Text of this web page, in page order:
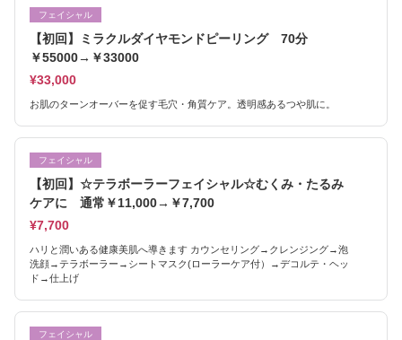
フェイシャル
【初回】ミラクルダイヤモンドピーリング 70分
￥55000→￥33000
¥33,000
お肌のターンオーバーを促す毛穴・角質ケア。透明感あるつや肌に。
フェイシャル
【初回】☆テラボーラーフェイシャル☆むくみ・たるみ
ケアに 通常￥11,000→￥7,700
¥7,700
ハリと潤いある健康美肌へ導きます カウンセリング→クレンジング→泡
洗顔→テラボーラー→シートマスク(ローラーケア付）→デコルテ・ヘッ
ド→仕上げ
フェイシャル